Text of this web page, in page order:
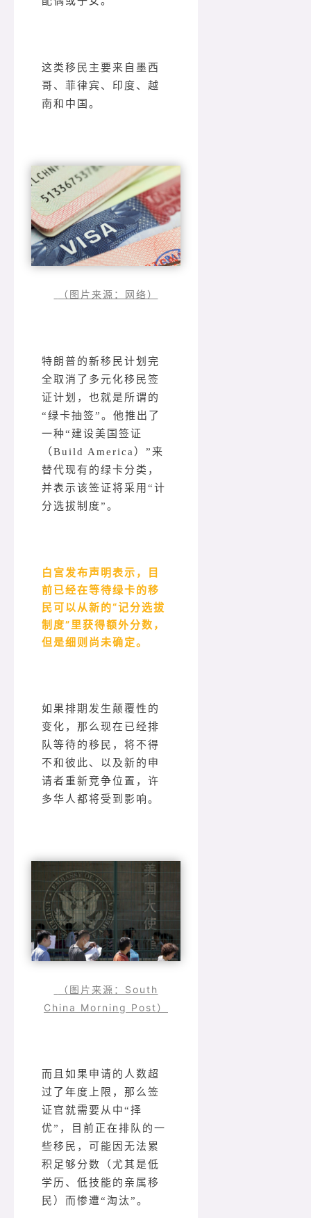
这类移民主要来自墨西
哥、菲律宾、印度、越
南和中国。
（图片来源：网络）
特朗普的新移民计划完
全取消了多元化移民签
证计划，也就是所谓的
“绿卡抽签”。他推出了
一种“建设美国签证
（Build America）”来
替代现有的绿卡分类，
并表示该签证将采用“计
分选拔制度”。
白宫发布声明表示，目
前已经在等待绿卡的移
民可以从新的“记分选拔
制度”里获得额外分数，
但是细则尚未确定。
如果排期发生颠覆性的
变化，那么现在已经排
队等待的移民，将不得
不和彼此、以及新的申
请者重新竞争位置，许
多华人都将受到影响。
（图片来源：South
China Morning Post）
而且如果申请的人数超
过了年度上限，那么签
证官就需要从中“择
优”，目前正在排队的一
些移民，可能因无法累
积足够分数（尤其是低
学历、低技能的亲属移
民）而惨遭“淘汰”。